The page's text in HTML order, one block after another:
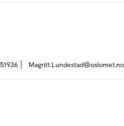
Magritt.Lundestad@oslomet.no